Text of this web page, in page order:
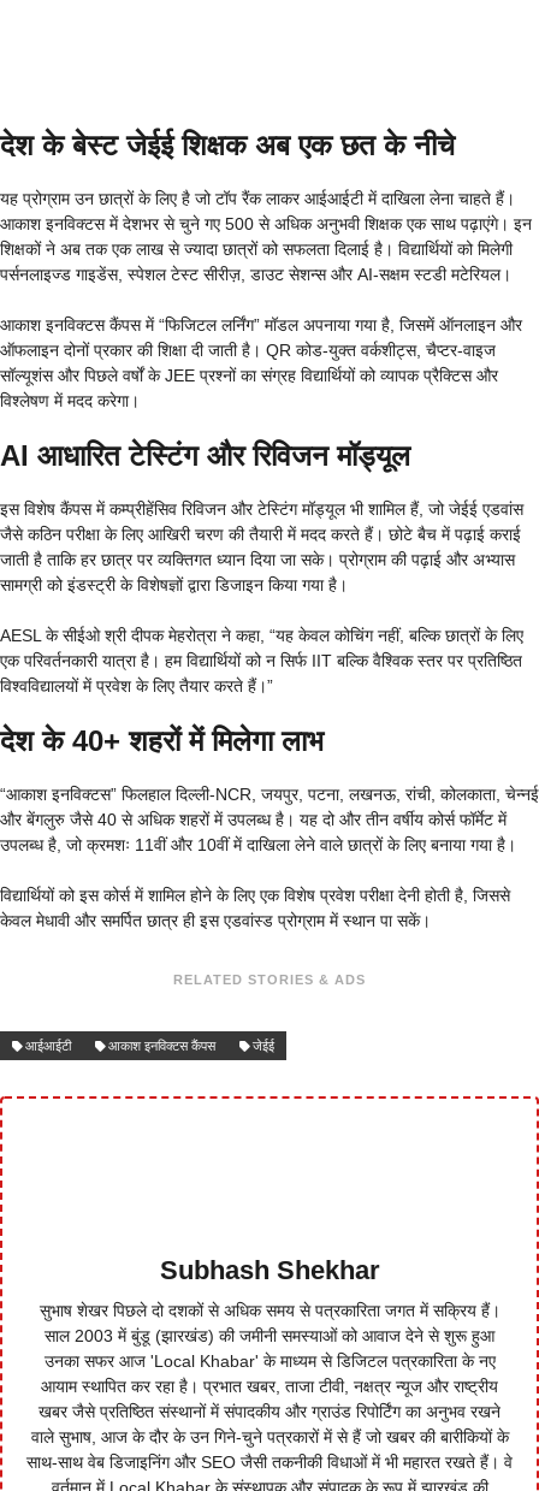
देश के बेस्ट जेईई शिक्षक अब एक छत के नीचे
यह प्रोग्राम उन छात्रों के लिए है जो टॉप रैंक लाकर आईआईटी में दाखिला लेना चाहते हैं।
आकाश इनविक्टस में देशभर से चुने गए 500 से अधिक अनुभवी शिक्षक एक साथ पढ़ाएंगे। इन
शिक्षकों ने अब तक एक लाख से ज्यादा छात्रों को सफलता दिलाई है। विद्यार्थियों को मिलेगी
पर्सनलाइज्ड गाइडेंस, स्पेशल टेस्ट सीरीज़, डाउट सेशन्स और AI-सक्षम स्टडी मटेरियल।
आकाश इनविक्टस कैंपस में “फिजिटल लर्निंग” मॉडल अपनाया गया है, जिसमें ऑनलाइन और
ऑफलाइन दोनों प्रकार की शिक्षा दी जाती है। QR कोड-युक्त वर्कशीट्स, चैप्टर-वाइज
सॉल्यूशंस और पिछले वर्षों के JEE प्रश्नों का संग्रह विद्यार्थियों को व्यापक प्रैक्टिस और
विश्लेषण में मदद करेगा।
AI आधारित टेस्टिंग और रिविजन मॉड्यूल
इस विशेष कैंपस में कम्प्रीहेंसिव रिविजन और टेस्टिंग मॉड्यूल भी शामिल हैं, जो जेईई एडवांस
जैसे कठिन परीक्षा के लिए आखिरी चरण की तैयारी में मदद करते हैं। छोटे बैच में पढ़ाई कराई
जाती है ताकि हर छात्र पर व्यक्तिगत ध्यान दिया जा सके। प्रोग्राम की पढ़ाई और अभ्यास
सामग्री को इंडस्ट्री के विशेषज्ञों द्वारा डिजाइन किया गया है।
AESL के सीईओ श्री दीपक मेहरोत्रा ने कहा, “यह केवल कोचिंग नहीं, बल्कि छात्रों के लिए
एक परिवर्तनकारी यात्रा है। हम विद्यार्थियों को न सिर्फ IIT बल्कि वैश्विक स्तर पर प्रतिष्ठित
विश्वविद्यालयों में प्रवेश के लिए तैयार करते हैं।”
देश के 40+ शहरों में मिलेगा लाभ
“आकाश इनविक्टस” फिलहाल दिल्ली-NCR, जयपुर, पटना, लखनऊ, रांची, कोलकाता, चेन्नई
और बेंगलुरु जैसे 40 से अधिक शहरों में उपलब्ध है। यह दो और तीन वर्षीय कोर्स फॉर्मेट में
उपलब्ध है, जो क्रमशः 11वीं और 10वीं में दाखिला लेने वाले छात्रों के लिए बनाया गया है।
विद्यार्थियों को इस कोर्स में शामिल होने के लिए एक विशेष प्रवेश परीक्षा देनी होती है, जिससे
केवल मेधावी और समर्पित छात्र ही इस एडवांस्ड प्रोग्राम में स्थान पा सकें।
RELATED STORIES & ADS
आईआईटी आकाश इनविक्टस कैंपस जेईई
Subhash Shekhar
सुभाष शेखर पिछले दो दशकों से अधिक समय से पत्रकारिता जगत में सक्रिय हैं।
साल 2003 में बुंडू (झारखंड) की जमीनी समस्याओं को आवाज देने से शुरू हुआ
उनका सफर आज 'Local Khabar' के माध्यम से डिजिटल पत्रकारिता के नए
आयाम स्थापित कर रहा है। प्रभात खबर, ताजा टीवी, नक्षत्र न्यूज और राष्ट्रीय
खबर जैसे प्रतिष्ठित संस्थानों में संपादकीय और ग्राउंड रिपोर्टिंग का अनुभव रखने
वाले सुभाष, आज के दौर के उन गिने-चुने पत्रकारों में से हैं जो खबर की बारीकियों के
साथ-साथ वेब डिजाइनिंग और SEO जैसी तकनीकी विधाओं में भी महारत रखते हैं। वे